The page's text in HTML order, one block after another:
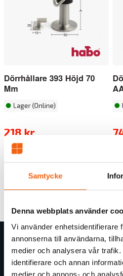
Samtycke
Denna webbplats använder
Vi använder enhetsidentifierare
annonserna till användarna,
medier och analysera vår
identifierare och annan
medier och annons- och
Dörrhållare 393 Höjd 70
Mm
Lager (Online)
218 kr
Tillbaka
Butiksinformation
Om byggGrossen